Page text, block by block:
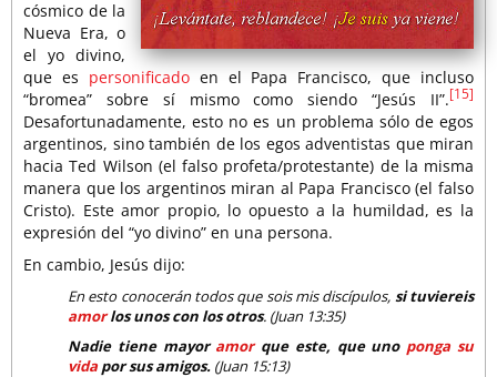
cósmico de la
Nueva Era, o
el yo divino,
que es personificadoen el Papa Francisco, que incluso
“bromea” sobre sí mismo como siendo “Jesús II”.[15]
Desafortunadamente, esto no es un problema sólo de egos
argentinos, sino también de los egos adventistas que miran
hacia Ted Wilson (el falso profeta/protestante) de la misma
manera que los argentinos miran al Papa Francisco (el falso
Cristo). Este amor propio, lo opuesto a la humildad, es la
expresión del “yo divino” en una persona.
En cambio, Jesús dijo:
En esto conocerán todos que sois mis discípulos, si tuviereis
amorlos unos con los otros. (Juan 13:35)
Nadie tiene mayor amorque este, que uno ponga su
vidapor sus amigos. (Juan 15:13)